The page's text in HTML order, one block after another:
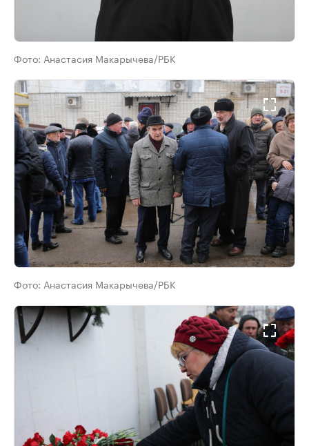
Фото: Анастасия Макарычева/РБК
Фото: Анастасия Макарычева/РБК